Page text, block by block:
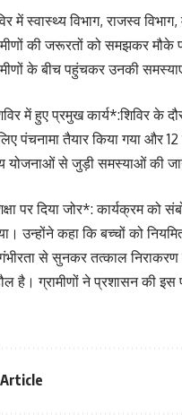
में स्वास्थ्य विभाग, राजस्व
की जरूरतों को समझकर मौके
के बीच पहुंचकर उनकी
में हुए प्रमुख कार्य*:शिविर के
पंचनामा तैयार किया गया और
योजनाओं से जुड़ी समस्याओं की
पर दिया जोर*: कार्यक्रम को
उन्होंने कहा कि बच्चों को
से सुनकर तत्काल
है। ग्रामीणों ने प्रशासन की